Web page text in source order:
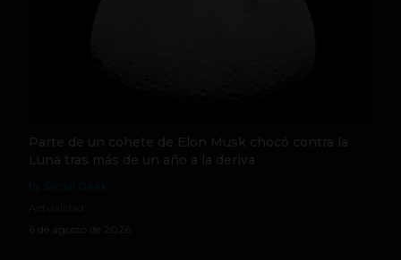
Parte de un cohete de Elon Musk chocó contra la
Luna tras más de un año a la deriva
6 de agosto de 2026